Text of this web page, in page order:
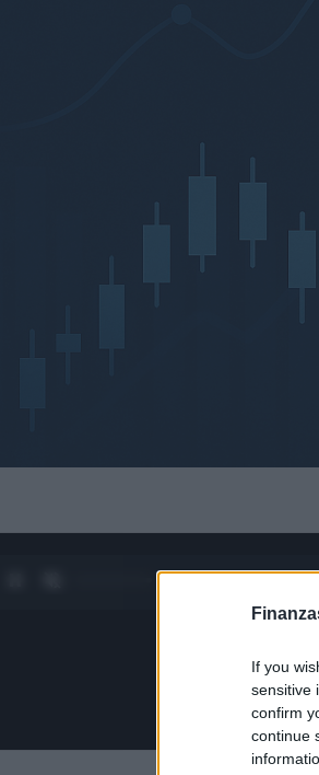
If you
sensitive
confirm
continue